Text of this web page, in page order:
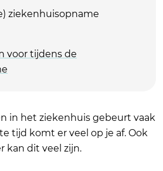
ziekenhuisopname
voor tijdens de
in het ziekenhuis gebeurt vaak
tijd komt er veel op je af. Ook
kan dit veel zijn.